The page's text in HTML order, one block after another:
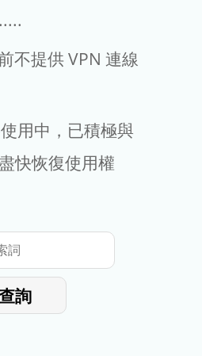
不提供 VPN 連線
用中，已積極與
快恢復使用權
詢